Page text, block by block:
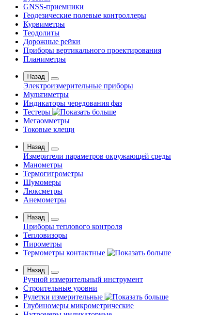
GNSS-приемники
Геодезические полевые контроллеры
Курвиметры
Теодолиты
Дорожные рейки
Приборы вертикального проектирования
Планиметры
Назад
Электроизмерительные приборы
Мультиметры
Индикаторы чередования фаз
Тестеры
Мегаомметры
Токовые клещи
Назад
Измерители параметров окружающей среды
Манометры
Термогигрометры
Шумомеры
Люксметры
Анемометры
Назад
Приборы теплового контроля
Тепловизоры
Пирометры
Термометры контактные
Назад
Ручной измерительный инструмент
Строительные уровни
Рулетки измерительные
Глубиномеры микрометрические